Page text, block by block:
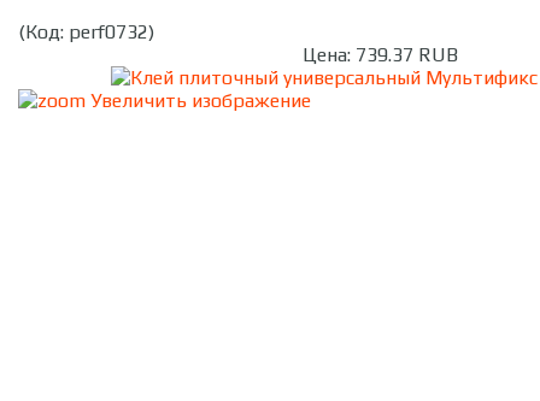
(Код: perf0732)
Цена: 739.37 RUB
Увеличить изображение